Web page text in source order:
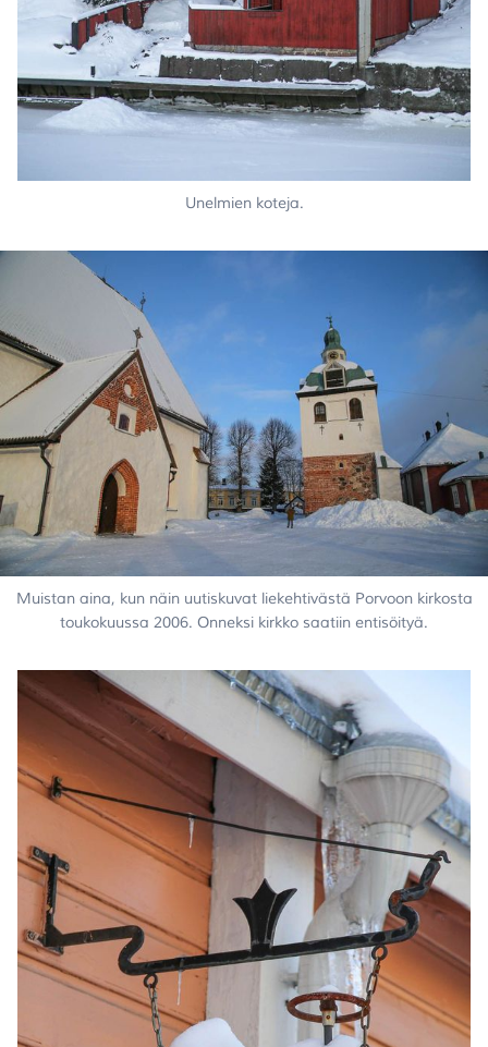
Unelmien koteja.
Muistan aina, kun näin uutiskuvat liekehtivästä Porvoon kirkosta
toukokuussa 2006. Onneksi kirkko saatiin entisöityä.